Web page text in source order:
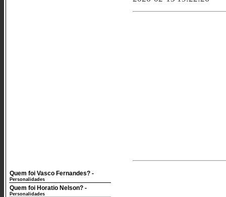
Quem foi Vasco Fernandes? -
Personalidades
Quem foi Horatio Nelson? -
Personalidades